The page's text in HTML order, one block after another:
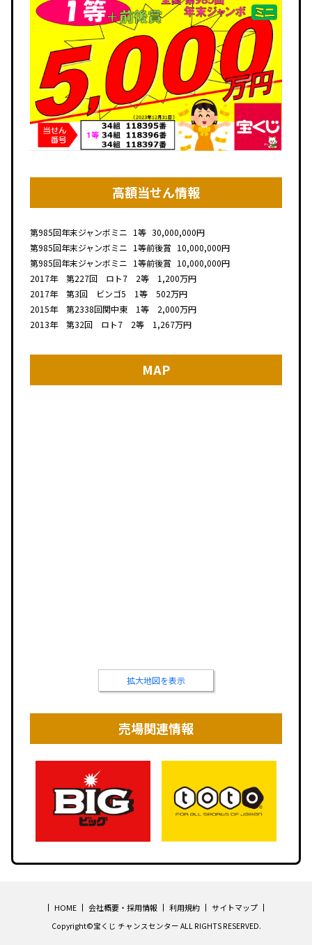
高額当せん情報
第985回年末ジャンボミニ 1等 30,000,000円
第985回年末ジャンボミニ 1等前後賞 10,000,000円
第985回年末ジャンボミニ 1等前後賞 10,000,000円
2017年 第227回 ロト7 2等 1,200万円
2017年 第3回 ビンゴ5 1等 502万円
2015年 第2338回関中東 1等 2,000万円
2013年 第32回 ロト7 2等 1,267万円
MAP
拡大地図を表示
売場関連情報
HOME 会社概要・採用情報 利用規約 サイトマップ
Copyright©宝くじ チャンスセンター ALL RIGHTS RESERVED.